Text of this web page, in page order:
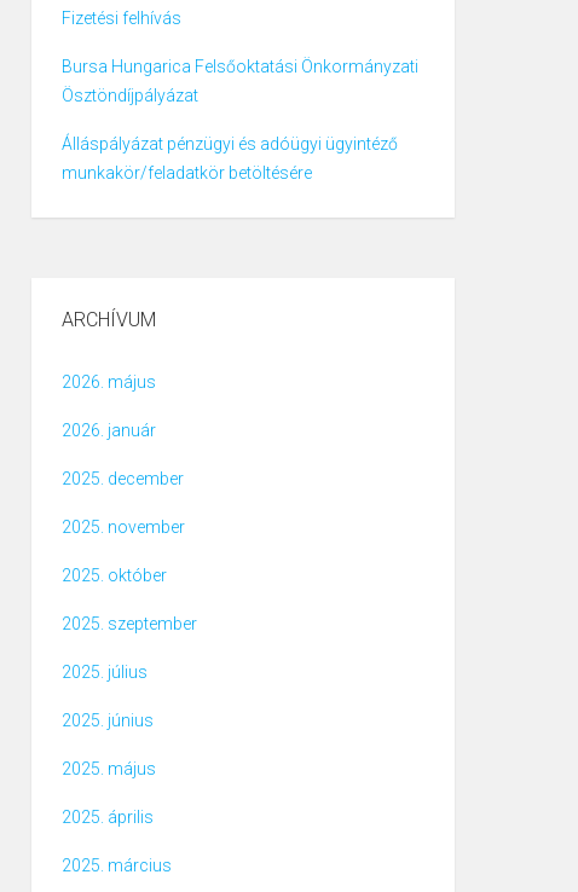
Fizetési felhívás
Bursa Hungarica Felsőoktatási Önkormányzati
Ösztöndíjpályázat
Álláspályázat pénzügyi és adóügyi ügyintéző
munkakör/feladatkör betöltésére
ARCHÍVUM
2026. május
2026. január
2025. december
2025. november
2025. október
2025. szeptember
2025. július
2025. június
2025. május
2025. április
2025. március